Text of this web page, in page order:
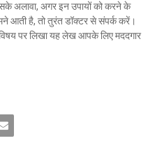
अलावा, अगर इन उपायों को करने के
आती है, तो तुरंत डॉक्टर से संपर्क करें।
पर लिखा यह लेख आपके लिए मददगार